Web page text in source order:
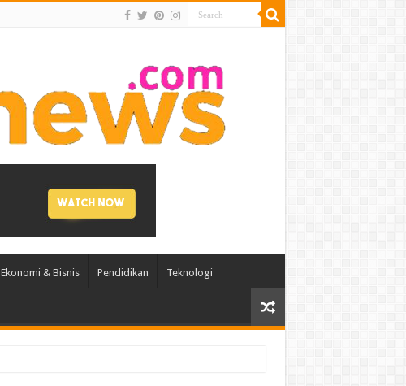
Ekonomi & Bisnis Pendidikan Teknologi